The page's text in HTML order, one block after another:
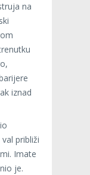
na
iznad
približi
Imate
je.